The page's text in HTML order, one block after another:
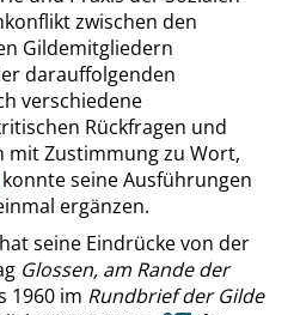
zwischen den
Gildemitgliedern
darauffolgenden
verschiedene
Rückfragen und
mit Zustimmung zu Wort,
konnte seine Ausführungen
ergänzen.
seine Eindrücke von der
Glossen, am Rande der
1960 im Rundbrief der Gilde